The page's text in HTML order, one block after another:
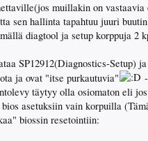
muillakin on
sen hallinta tapahtuu juuri
diagtool ja setup korppuja 2
SP12912(Diagnostics-Setup)
ja ovat "itse purkautuvia"
täytyy olla osiomaton eli
asetuksiin vain korpuilla
biossin resetointiin: